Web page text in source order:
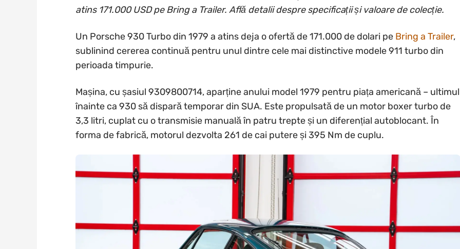
atins 171.000 USD pe Bring a Trailer. Află detalii despre specificații și valoare de colecție.
Un Porsche 930 Turbo din 1979 a atins deja o ofertă de 171.000 de dolari pe Bring a Trailer,
sublinind cererea continuă pentru unul dintre cele mai distinctive modele 911 turbo din
perioada timpurie.
Mașina, cu șasiul 9309800714, aparține anului model 1979 pentru piața americană – ultimul
înainte ca 930 să dispară temporar din SUA. Este propulsată de un motor boxer turbo de
3,3 litri, cuplat cu o transmisie manuală în patru trepte și un diferențial autoblocant. În
forma de fabrică, motorul dezvolta 261 de cai putere și 395 Nm de cuplu.